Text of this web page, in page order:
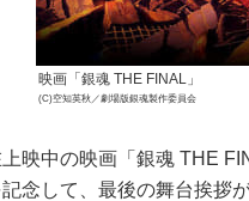
映画「銀魂 THE FINAL」
(C)空知英秋／劇場版銀魂製作委員会
映中の映画「銀魂 THE
記念して、最後の舞台挨拶